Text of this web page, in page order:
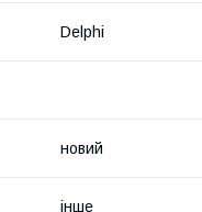
Delphi
новий
інше